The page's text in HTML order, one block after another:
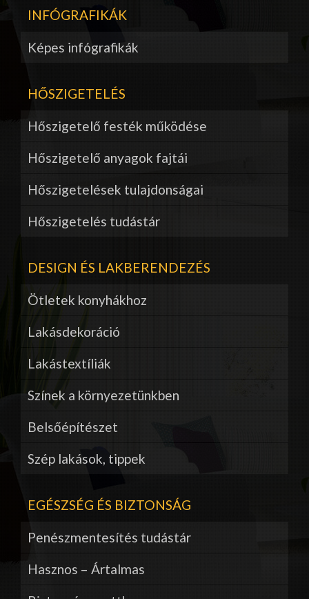
INFÓGRAFIKÁK
Képes infógrafikák
HŐSZIGETELÉS
Hőszigetelő festék működése
Hőszigetelő anyagok fajtái
Hőszigetelések tulajdonságai
Hőszigetelés tudástár
DESIGN ÉS LAKBERENDEZÉS
Ötletek konyhákhoz
Lakásdekoráció
Lakástextíliák
Színek a környezetünkben
Belsőépítészet
Szép lakások, tippek
EGÉSZSÉG ÉS BIZTONSÁG
Penészmentesítés tudástár
Hasznos – Ártalmas